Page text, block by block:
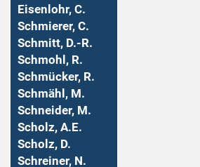
Eisenlohr, C.
Schmierer, C.
Schmitt, D.-R.
Schmohl, R.
Schmücker, R.
Schmähl, M.
Schneider, M.
Scholz, A.E.
Scholz, D.
Schreiner, N.